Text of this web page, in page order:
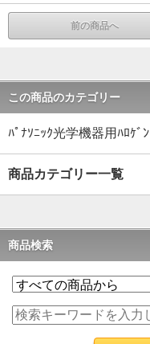
前の商品へ
この商品のカテゴリー
ﾊﾟﾅｿﾆｯｸ光学機器用ﾊﾛｹﾞﾝ
商品カテゴリー一覧
商品検索